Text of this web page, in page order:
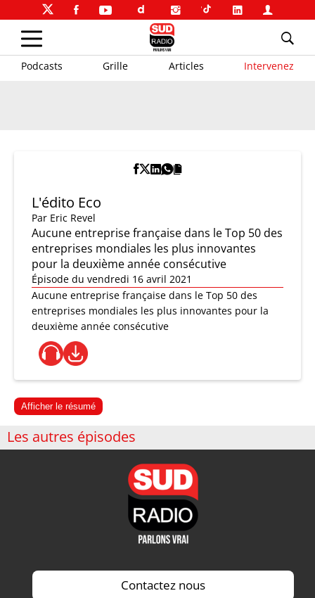
Podcasts Grille Articles Intervenez
L'édito Eco
Par Eric Revel
Aucune entreprise française dans le Top 50 des
entreprises mondiales les plus innovantes
pour la deuxième année consécutive
Épisode du vendredi 16 avril 2021
Aucune entreprise française dans le Top 50 des
entreprises mondiales les plus innovantes pour la
deuxième année consécutive
Afficher le résumé
Les autres épisodes
Contactez nous